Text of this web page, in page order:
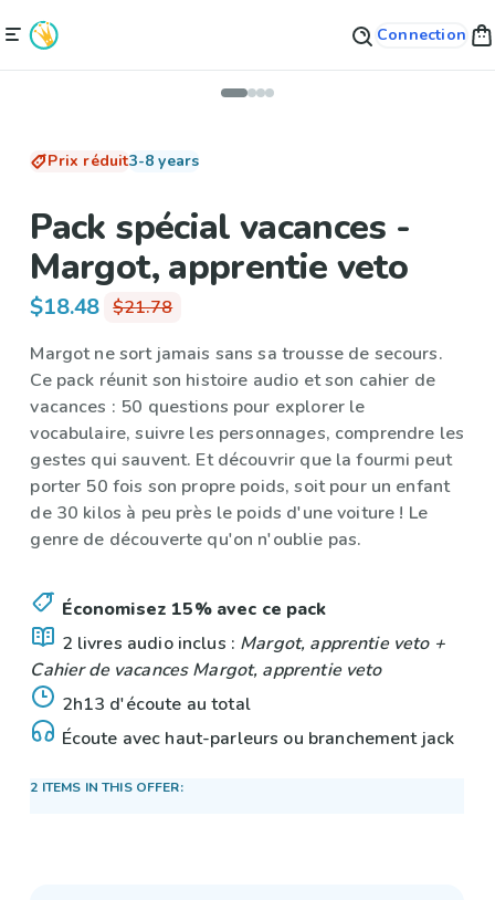
Connection
Prix réduit3-8 years
Pack spécial vacances -
Margot, apprentie veto
$18.48 $21.78
Margot ne sort jamais sans sa trousse de secours.
Ce pack réunit son histoire audio et son cahier de
vacances : 50 questions pour explorer le
vocabulaire, suivre les personnages, comprendre les
gestes qui sauvent. Et découvrir que la fourmi peut
porter 50 fois son propre poids, soit pour un enfant
de 30 kilos à peu près le poids d'une voiture ! Le
genre de découverte qu'on n'oublie pas.
Économisez 15% avec ce pack
2 livres audio inclus : Margot, apprentie veto +
Cahier de vacances Margot, apprentie veto
2h13 d'écoute au total
Écoute avec haut-parleurs ou branchement jack
2 ITEMS IN THIS OFFER: